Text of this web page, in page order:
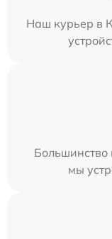
Наш курьер в
Большинство
мы